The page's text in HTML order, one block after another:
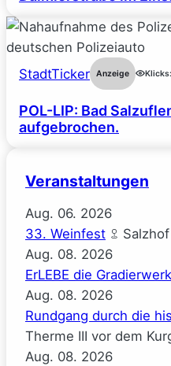
StadtTicker Anzeige Klicks:
POL-LIP: Bad
aufgebrochen.
Veranstaltungen
Aug. 06. 2026
33. Weinfest
Salzhof
Aug. 08. 2026
ErLEBE die
Aug. 08. 2026
Rundgang durch die
Therme III vor dem
Aug. 08. 2026